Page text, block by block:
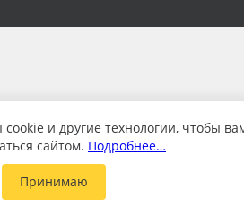
и другие технологии, чтобы
сайтом. Подробнее…
Принимаю